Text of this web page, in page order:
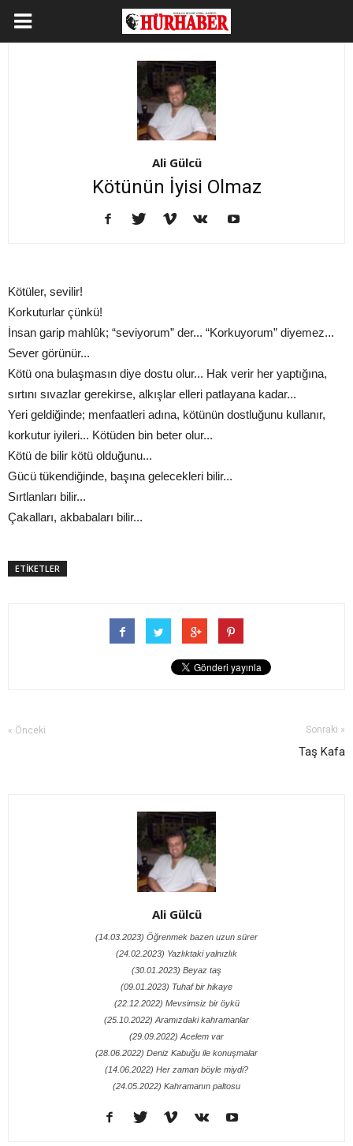
Ali Gülcü
Kötünün İyisi Olmaz
Kötüler, sevilir!
Korkuturlar çünkü!
İnsan garip mahlûk; “seviyorum” der... “Korkuyorum” diyemez...
Sever görünür...
Kötü ona bulaşmasın diye dostu olur... Hak verir her yaptığına,
sırtını sıvazlar gerekirse, alkışlar elleri patlayana kadar...
Yeri geldiğinde; menfaatleri adına, kötünün dostluğunu kullanır,
korkutur iyileri... Kötüden bin beter olur...
Kötü de bilir kötü olduğunu...
Gücü tükendiğinde, başına gelecekleri bilir...
Sırtlanları bilir...
Çakalları, akbabaları bilir...
ETİKETLER
« Önceki Sonraki »
Taş Kafa
Ali Gülcü
(14.03.2023) Öğrenmek bazen uzun sürer
(24.02.2023) Yazlıktaki yalnızlık
(30.01.2023) Beyaz taş
(09.01.2023) Tuhaf bir hikaye
(22.12.2022) Mevsimsiz bir öykü
(25.10.2022) Aramızdaki kahramanlar
(29.09.2022) Acelem var
(28.06.2022) Deniz Kabuğu ile konuşmalar
(14.06.2022) Her zaman böyle miydi?
(24.05.2022) Kahramanın paltosu